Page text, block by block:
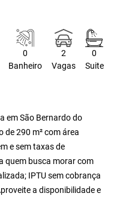
0
Banheiro
2
Vagas
0
Suite
em São Bernardo do
de 290 m² com área
e sem taxas de
quem busca morar com
IPTU sem cobrança
a disponibilidade e